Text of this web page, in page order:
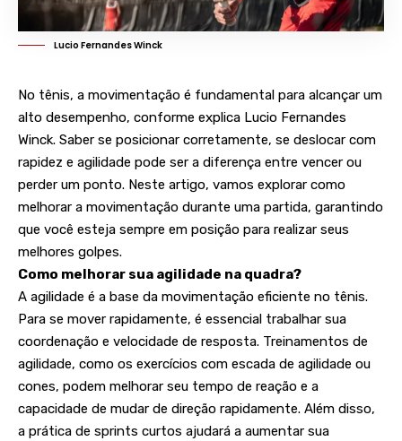
Lucio Fernandes Winck
No tênis, a movimentação é fundamental para alcançar um
alto desempenho, conforme explica Lucio Fernandes
Winck. Saber se posicionar corretamente, se deslocar com
rapidez e agilidade pode ser a diferença entre vencer ou
perder um ponto. Neste artigo, vamos explorar como
melhorar a movimentação durante uma partida, garantindo
que você esteja sempre em posição para realizar seus
melhores golpes.
Como melhorar sua agilidade na quadra?
A agilidade é a base da movimentação eficiente no tênis.
Para se mover rapidamente, é essencial trabalhar sua
coordenação e velocidade de resposta. Treinamentos de
agilidade, como os exercícios com escada de agilidade ou
cones, podem melhorar seu tempo de reação e a
capacidade de mudar de direção rapidamente. Além disso,
a prática de sprints curtos ajudará a aumentar sua